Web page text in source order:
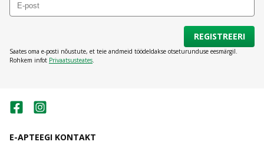
REGISTREERI
Saates oma e-posti nõustute, et teie andmeid töödeldakse otseturunduse eesmärgil.
Rohkem infot Privaatsusteates
E-APTEEGI KONTAKT